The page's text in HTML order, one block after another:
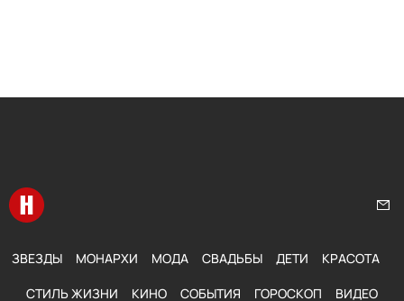
Перейти на главную
ЗВЕЗДЫ МОНАРХИ МОДА СВАДЬБЫ ДЕТИ КРАСОТА
СТИЛЬ ЖИЗНИ КИНО СОБЫТИЯ ГОРОСКОП ВИДЕО